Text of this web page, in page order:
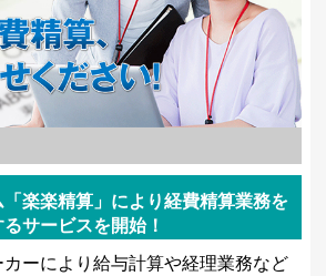
楽楽精算」により経費精算業務を
サービスを開始！
ーにより給与計算や経理業務など